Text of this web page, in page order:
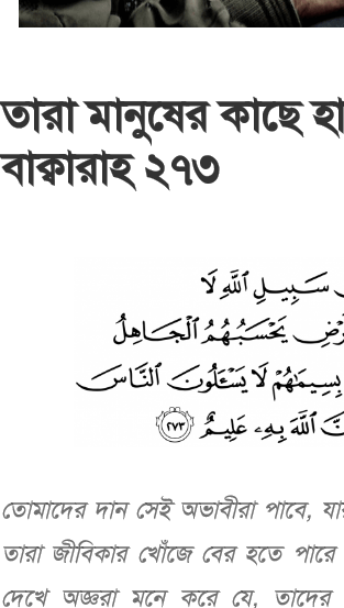
তারা মানুষের
বাক্বারাহ ২৭৩
তোমাদের দান সেই অভাবীরা পাবে,
তারা জীবিকার খোঁজে বের হতে
দেখে অজ্ঞরা মনে করে যে,